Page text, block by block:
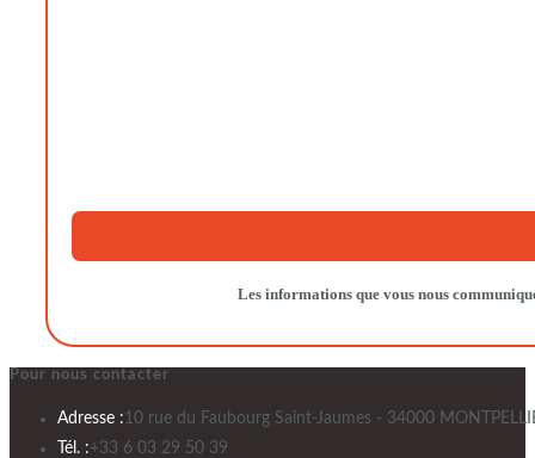
Les informations que vous nous
Pour nous contacter
Adresse : 10 rue du Faubourg Saint-Jaumes - 34000
Tél. :+33 6 03 29 50 39